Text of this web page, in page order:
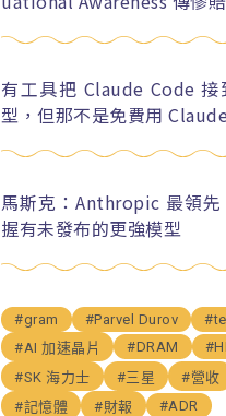
有工具把 Claude Code 接
型，但那不是免費用
馬斯克：Anthropic 最領先
握有未發布的更強模型
#gram #Parvel Durov
#AI 加速晶片
#DRAM
#SK 海力士
#三星 #營收
#記憶體
#財報
#ADR